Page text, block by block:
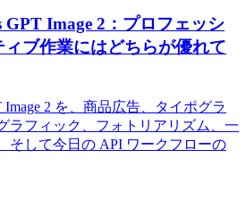
GPT Image 2：プロフェッシ
ィブ作業にはどちらが優れて
Image 2 を、商品広告、タイポグラ
ラフィック、フォトリアリズム、一
そして今日の API ワークフローの